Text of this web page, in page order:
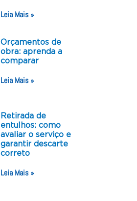
Leia Mais »
Orçamentos de
obra: aprenda a
comparar
Leia Mais »
Retirada de
entulhos: como
avaliar o serviço e
garantir descarte
correto
Leia Mais »